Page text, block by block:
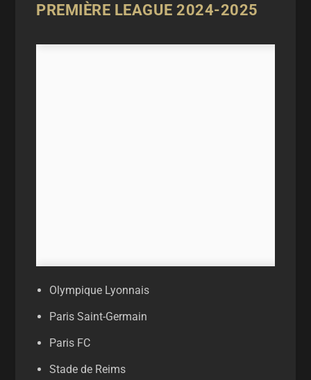
PREMIÈRE LEAGUE 2024-2025
Olympique Lyonnais
Paris Saint-Germain
Paris FC
Stade de Reims